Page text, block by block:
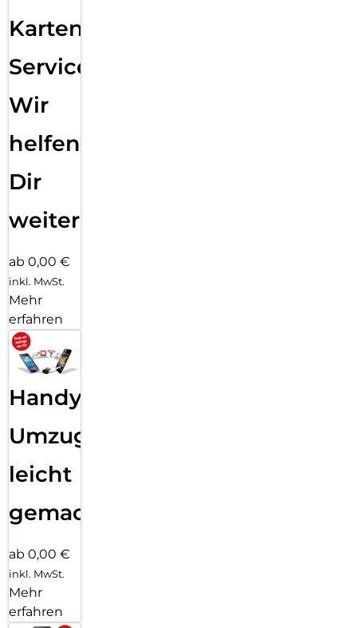
Karten
Service:
Wir
helfen
Dir
weiter
ab 0,00 €
inkl. MwSt.
Mehr
erfahren
Handy
Umzug
leicht
gemacht!
ab 0,00 €
inkl. MwSt.
Mehr
erfahren